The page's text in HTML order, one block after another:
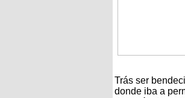
Trás ser
donde iba a